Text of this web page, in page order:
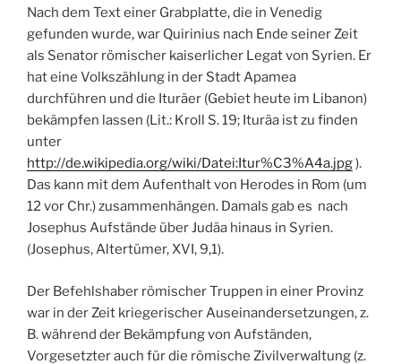
Nach dem Text einer Grabplatte, die in Venedig
gefunden wurde, war Quirinius nach Ende seiner Zeit
als Senator römischer kaiserlicher Legat von Syrien. Er
hat eine Volkszählung in der Stadt Apamea
durchführen und die Ituräer (Gebiet heute im Libanon)
bekämpfen lassen (Lit.: Kroll S. 19; Ituräa ist zu finden
unter
http://de.wikipedia.org/wiki/Datei:Itur%C3%A4a.jpg).
Das kann mit dem Aufenthalt von Herodes in Rom (um
12 vor Chr.) zusammenhängen. Damals gab es nach
Josephus Aufstände über Judäa hinaus in Syrien.
(Josephus, Altertümer, XVI, 9,1).
Der Befehlshaber römischer Truppen in einer Provinz
war in der Zeit kriegerischer Auseinandersetzungen, z.
B. während der Bekämpfung von Aufständen,
Vorgesetzter auch für die römische Zivilverwaltung (z.